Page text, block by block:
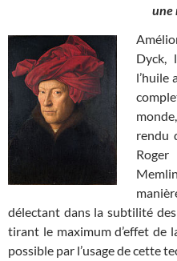
une
Dyck,
l’huile
rendu
délectant dans la subtilité
tirant le maximum d’effet de
possible par l’usage de cette